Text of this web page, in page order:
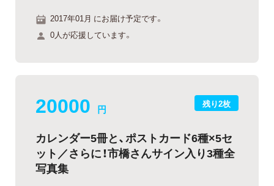
2017年01月 にお届け予定です。
0人が応援しています。
残り2枚
20000 円
カレンダー5冊と、ポストカード6種×5セ
ット／さらに！市橋さんサイン入り3種全
写真集